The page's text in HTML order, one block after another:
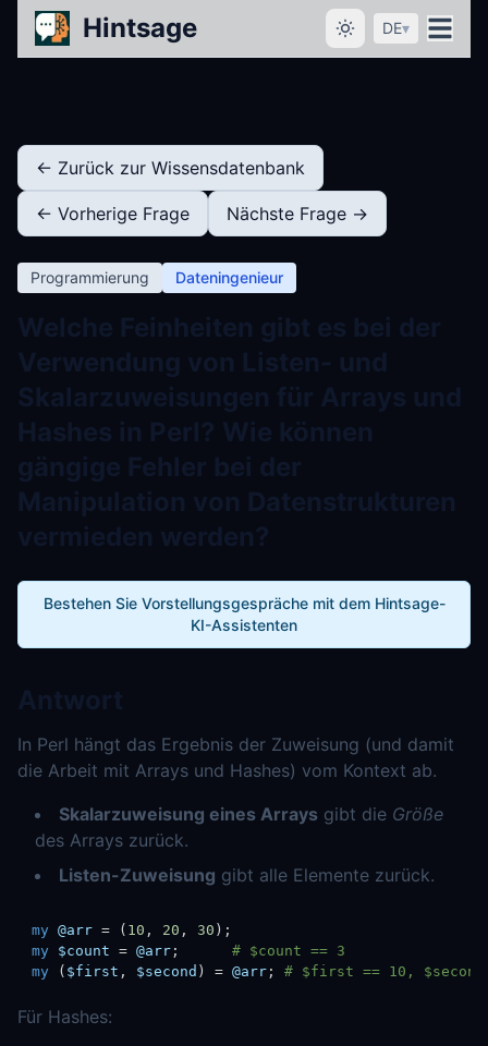
Hintsage DE▾
← Zurück zur Wissensdatenbank
← Vorherige Frage Nächste Frage →
Programmierung Dateningenieur
Welche Feinheiten gibt es bei der
Verwendung von Listen- und
Skalarzuweisungen für Arrays und
Hashes in Perl? Wie können
gängige Fehler bei der
Manipulation von Datenstrukturen
vermieden werden?
Bestehen Sie Vorstellungsgespräche mit dem Hintsage-
KI-Assistenten
Antwort
In Perl hängt das Ergebnis der Zuweisung (und damit
die Arbeit mit Arrays und Hashes) vom Kontext ab.
Skalarzuweisung eines Arrays gibt die Größe
des Arrays zurück.
Listen-Zuweisung gibt alle Elemente zurück.
my @arr = ( 10 , 20 , 30 ) ;
my $count = @arr ;
# $count == 3
my
( $first , $second ) = @arr ; # $first == 10, $second
Für Hashes: